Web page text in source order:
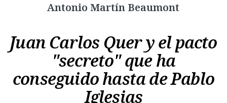
Antonio Martín Beaumont
Juan Carlos Quer y el pacto
"secreto" que ha
conseguido hasta de Pablo
Iglesias